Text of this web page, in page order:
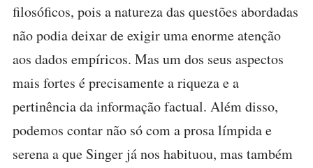
filosóficos, pois a natureza das questões abordadas
não podia deixar de exigir uma enorme atenção
aos dados empíricos. Mas um dos seus aspectos
mais fortes é precisamente a riqueza e a
pertinência da informação factual. Além disso,
podemos contar não só com a prosa límpida e
serena a que Singer já nos habituou, mas também